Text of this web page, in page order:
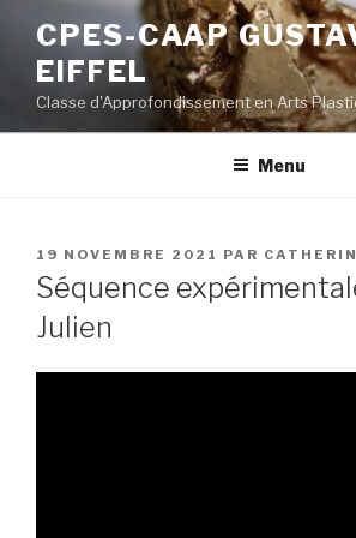
contenu
principal
CPES-CAAP
EIFFEL
Classe d'Approfondissement en Arts
Menu
PUBLIÉ
LE
19 NOVEMBRE 2021 PAR
Séquence
Julien